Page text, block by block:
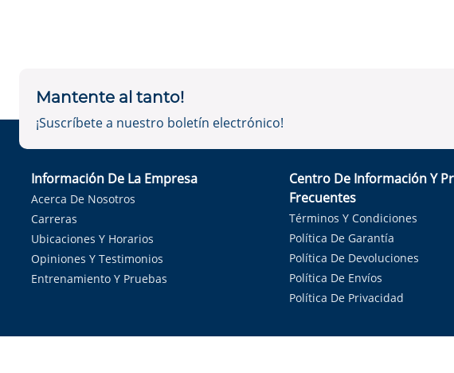
Mantente al tanto!
¡Suscríbete a nuestro boletín electrónico!
Información De La Empresa
Acerca De Nosotros
Carreras
Ubicaciones Y Horarios
Opiniones Y Testimonios
Entrenamiento Y Pruebas
Centro De Información Y
Frecuentes
Términos Y Condiciones
Política De Garantía
Política De Devoluciones
Política De Envíos
Política De Privacidad